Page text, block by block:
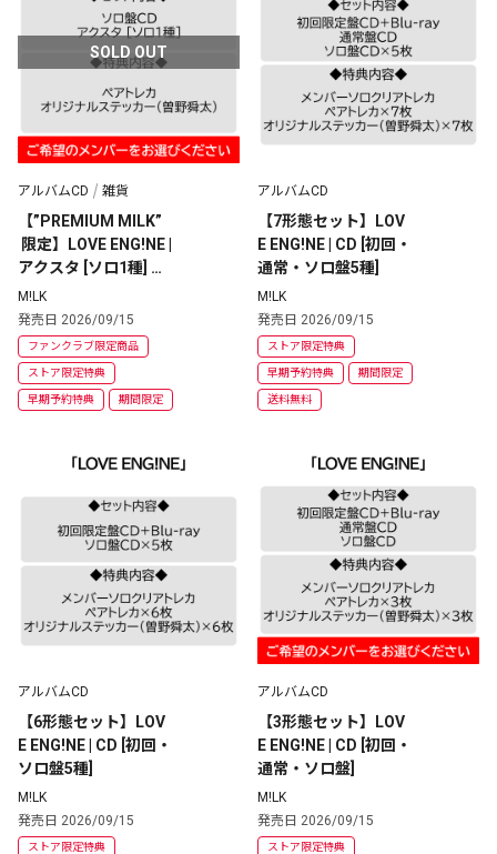
SOLD OUT
アルバムCD 雑貨
【”PREMIUM MILK”
限定】LOVE ENG!NE |
アクスタ [ソロ1種] ＋
M!LK
発売日 2026/09/15
ファンクラブ限定商品
ストア限定特典
早期予約特典 期間限定
アルバムCD
【7形態セット】LOV
E ENG!NE | CD [初回・
M!LK
発売日 2026/09/15
ストア限定特典
早期予約特典 期間限定
送料無料
アルバムCD
【6形態セット】LOV
E ENG!NE | CD [初回・
M!LK
発売日 2026/09/15
ストア限定特典
アルバムCD
【3形態セット】LOV
E ENG!NE | CD [初回・
M!LK
発売日 2026/09/15
ストア限定特典